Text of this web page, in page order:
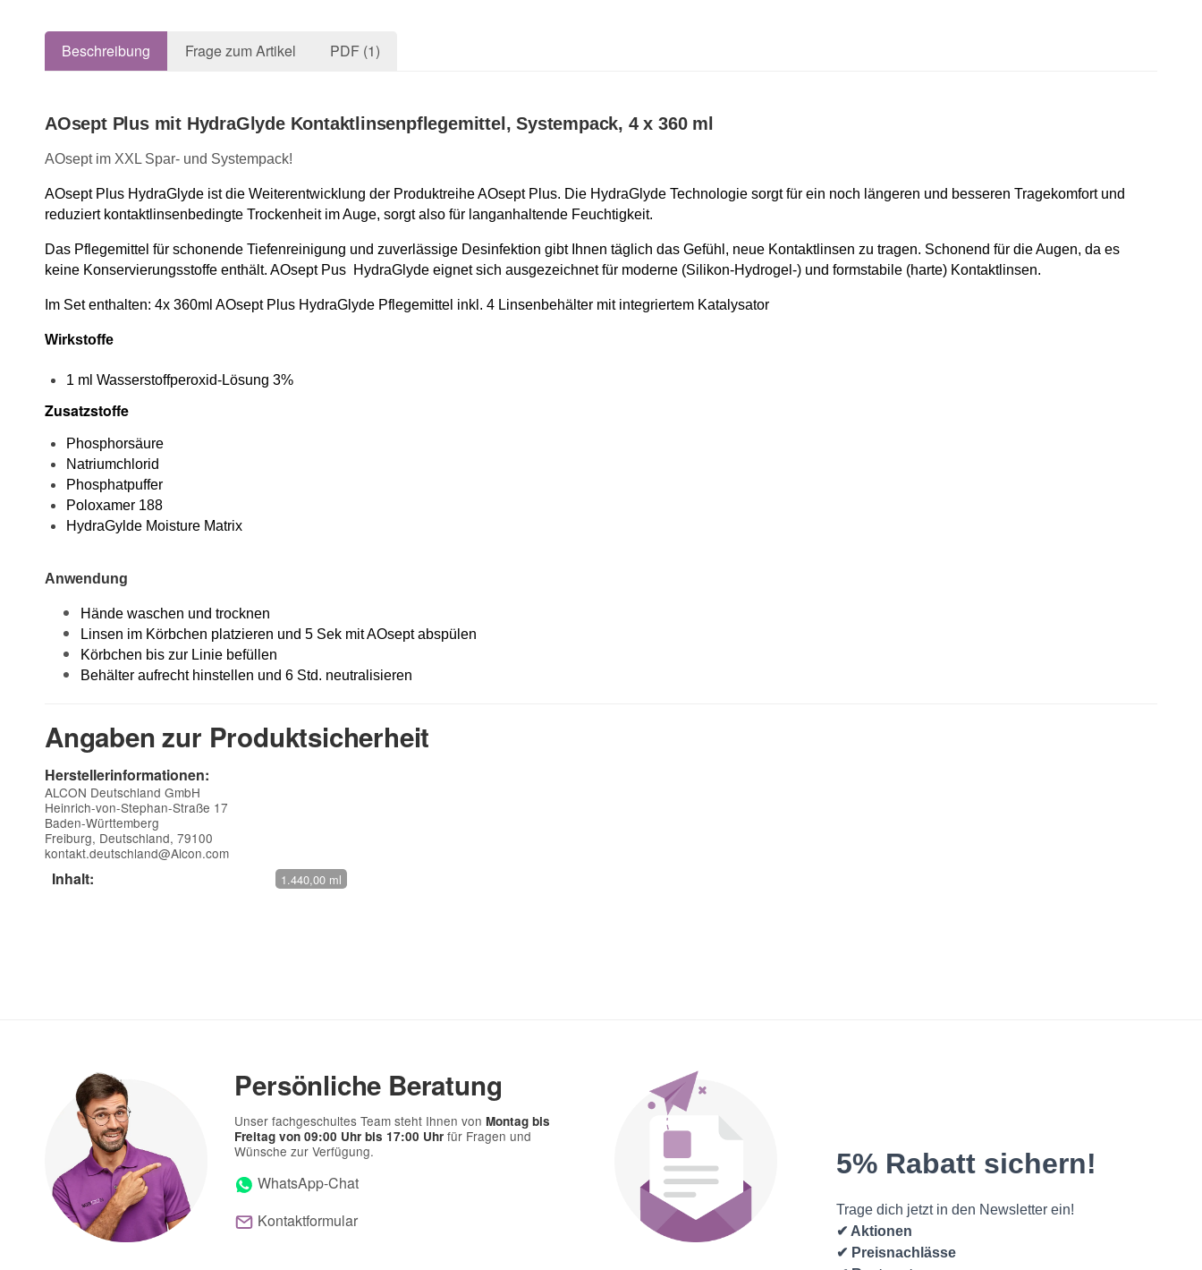
Beschreibung Frage zum Artikel PDF (1)
AOsept Plus mit HydraGlyde Kontaktlinsenpflegemittel, Systempack, 4 x 360 ml
AOsept im XXL Spar- und Systempack!
AOsept Plus HydraGlyde ist die Weiterentwicklung der Produktreihe AOsept Plus. Die HydraGlyde Technologie sorgt für ein noch längeren und besseren Tragekomfort und
reduziert kontaktlinsenbedingte Trockenheit im Auge, sorgt also für langanhaltende Feuchtigkeit.
Das Pflegemittel für schonende Tiefenreinigung und zuverlässige Desinfektion gibt Ihnen täglich das Gefühl, neue Kontaktlinsen zu tragen. Schonend für die Augen, da es
keine Konservierungsstoffe enthält. AOsept Pus HydraGlyde eignet sich ausgezeichnetfür moderne (Silikon-Hydrogel-) und formstabile (harte) Kontaktlinsen.
Im Set enthalten: 4x 360ml AOsept Plus HydraGlyde Pflegemittel inkl. 4 Linsenbehälter mit integriertem Katalysator
Wirkstoffe
1 ml Wasserstoffperoxid-Lösung 3%
Zusatzstoffe
Phosphorsäure
Natriumchlorid
Phosphatpuffer
Poloxamer 188
HydraGylde Moisture Matrix
Anwendung
Hände waschen und trocknen
Linsen im Körbchen platzieren und 5 Sek mit AOsept abspülen
Körbchen bis zur Linie befüllen
Behälter aufrecht hinstellen und 6 Std. neutralisieren
Angaben zur Produktsicherheit
Herstellerinformationen:
ALCON Deutschland GmbH
Heinrich-von-Stephan-Straße 17
Baden-Württemberg
Freiburg, Deutschland, 79100
kontakt.deutschland@Alcon.com
Inhalt: 1.440,00 ml
Telefon
Frage zum Artikel
Persönliche Beratung
Unser fachgeschultes Team steht Ihnen von Montag bis
Freitag von 09:00 Uhr bis 17:00 Uhr für Fragen und
Wünsche zur Verfügung.
WhatsApp-Chat
Kontaktformular